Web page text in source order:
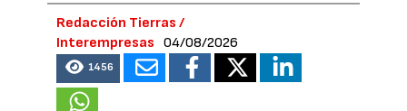
Redacción Tierras /
Interempresas
04/08/2026
1456